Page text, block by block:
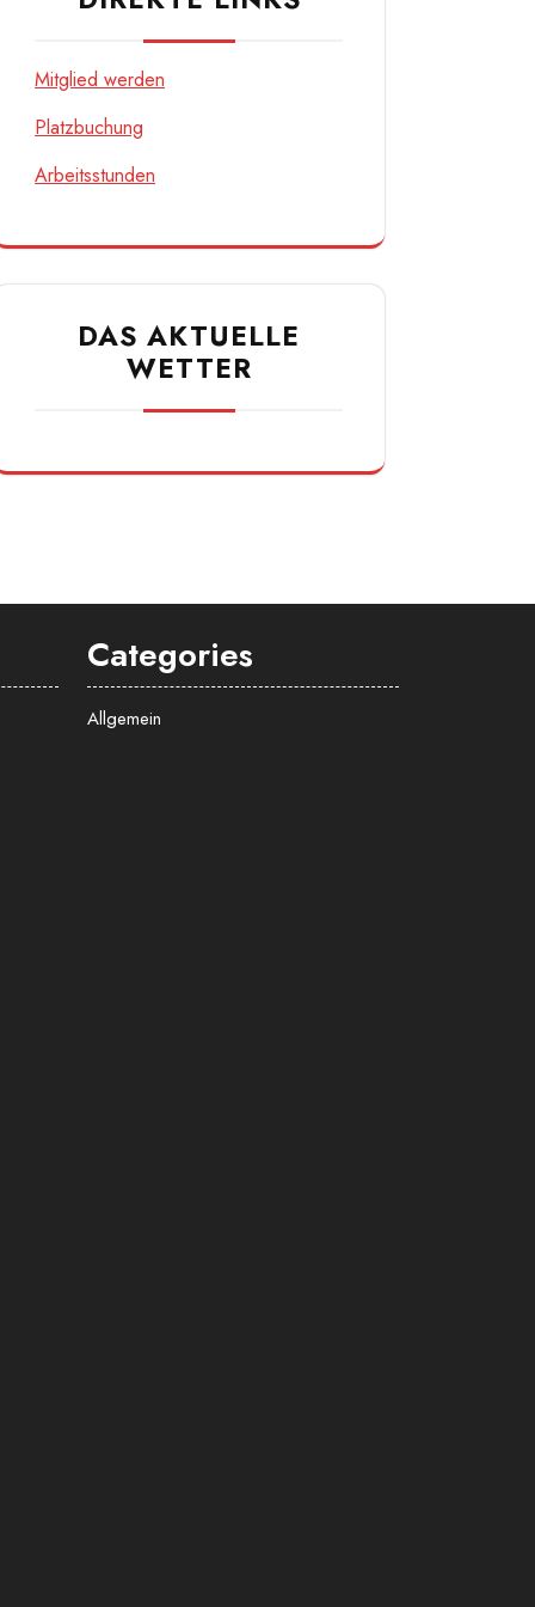
Mitglied werden
Platzbuchung
Arbeitsstunden
DAS AKTUELLE
WETTER
Categories
Allgemein